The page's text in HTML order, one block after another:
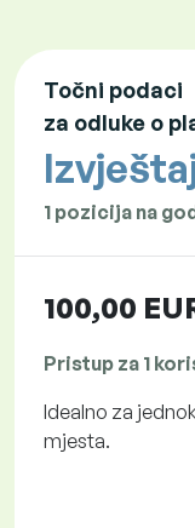
Točni podaci
za odluke o
1 pozicija na
100,00
Pristup za 1
Idealno za
mjesta.